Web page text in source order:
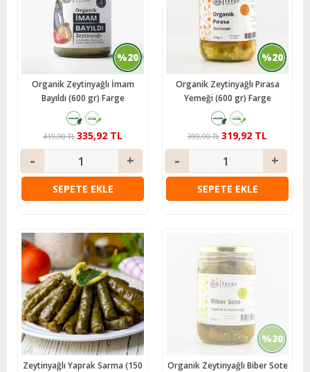
%20
Organik Zeytinyağlı İmam
Bayıldı (600 gr) Farge
335,92 TL
419,90 TL
SEPETE EKLE
%20
Organik Zeytinyağlı Pırasa
Yemeği (600 gr) Farge
319,92 TL
399,90 TL
SEPETE EKLE
Zeytinyağlı Yaprak Sarma (150
%20
Organik Zeytinyağlı Biber Sote